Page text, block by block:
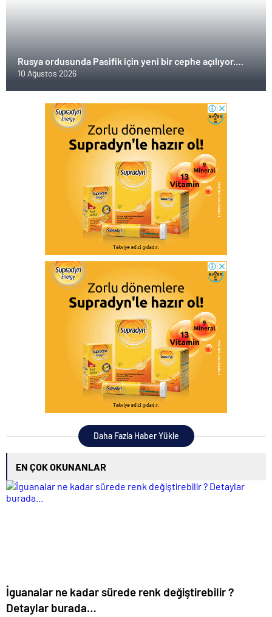
Rusya ordusunda Pasifik için yeni bir cephe açılıyor.
Çin’in ilk tepkisi!
10 Ağustos 2026
Daha Fazla Haber Yükle
EN ÇOK OKUNANLAR
İguanalar ne kadar sürede renk değiştirebilir ?
Detaylar burada…